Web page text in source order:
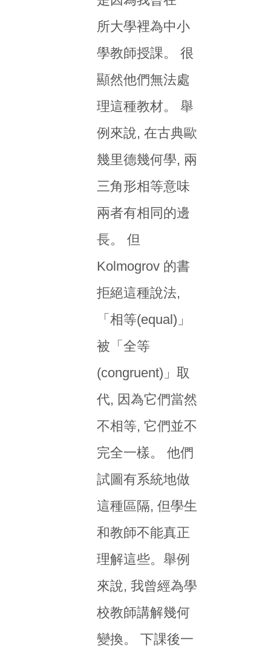
所大學裡為中小
學教師授課。 很
顯然他們無法處
理這種教材。 舉
例來說, 在古典歐
幾里德幾何學, 兩
三角形相等意味
兩者有相同的邊
長。 但
Kolmogrov 的書
拒絕這種說法,
「相等(equal)」
被「全等
(congruent)」取
代, 因為它們當然
不相等, 它們並不
完全一樣。 他們
試圖有系統地做
這種區隔, 但學生
和教師不能真正
理解這些。舉例
來說, 我曾經為學
校教師講解幾何
變換。 下課後一